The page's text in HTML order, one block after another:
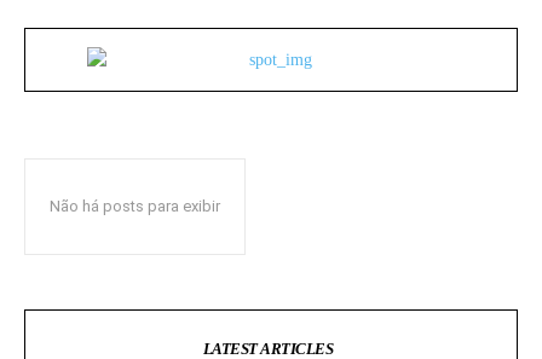
Não há posts para exibir
LATEST ARTICLES